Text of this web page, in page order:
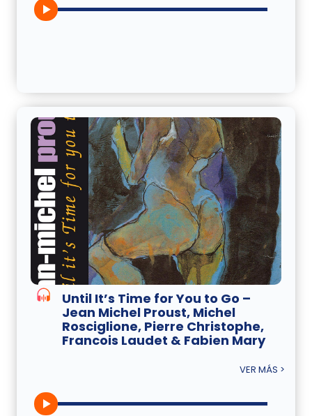
Until It’s Time for You to Go –
Jean Michel Proust, Michel
Rosciglione, Pierre Christophe,
Francois Laudet & Fabien Mary
VER MÁS >